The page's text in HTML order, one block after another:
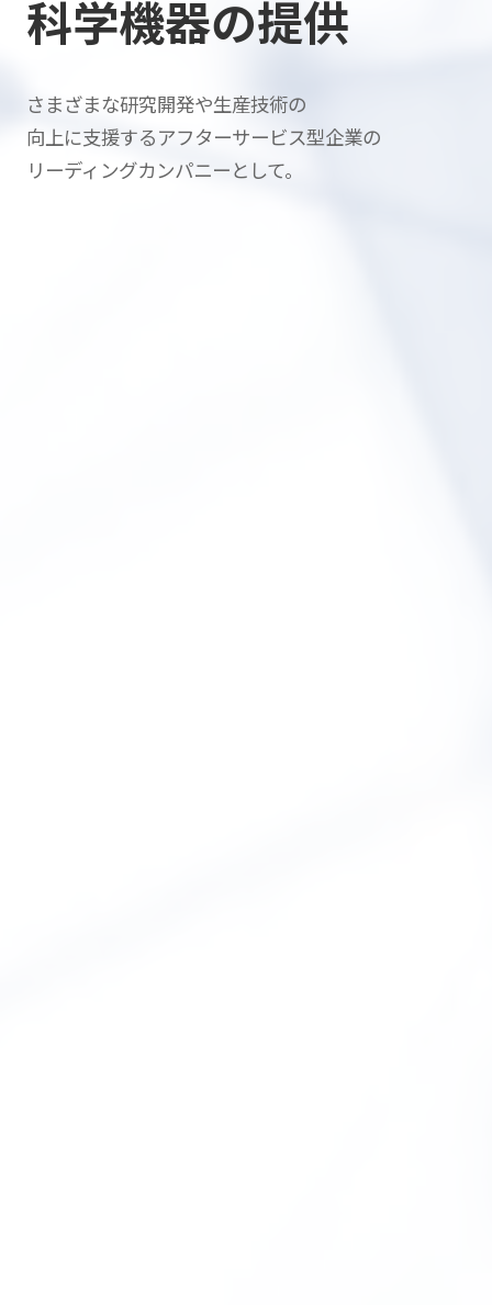
科学機器の提供
さまざまな研究開発や生産技術の
向上に支援するアフターサービス型企業の
リーディングカンパニーとして。